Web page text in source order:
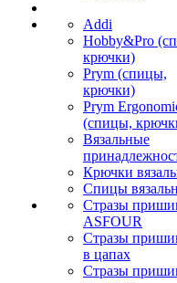
Addi
Hobby&Pro
крючки)
Prym (спицы,
крючки)
Prym
(спицы,
Вязальные
Крючки
Спицы
Стразы
ASFOUR
Стразы
в цапах
Стразы